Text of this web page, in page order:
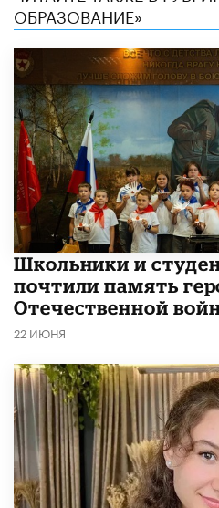
ОБРАЗОВАНИЕ»
Школьники и
почтили память
Отечественной
22 ИЮНЯ